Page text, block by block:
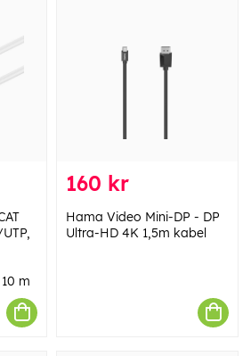
m
160 kr
Hama Video Mini-DP - DP
Ultra-HD 4K 1,5m kabel